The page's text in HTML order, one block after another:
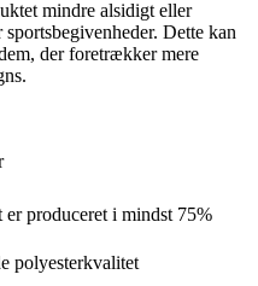
mindre alsidigt eller
Dette kan
der foretrækker mere
produceret i mindst 75%
polyesterkvalitet